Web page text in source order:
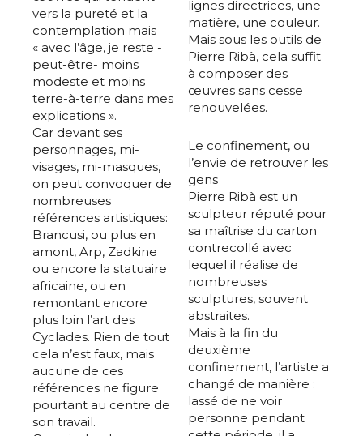
vers la pureté et la
contemplation mais
« avec l’âge, je reste -
peut-être- moins
modeste et moins
terre-à-terre dans mes
explications ».
Car devant ses
personnages, mi-
visages, mi-masques,
on peut convoquer de
nombreuses
références artistiques:
Brancusi, ou plus en
amont, Arp, Zadkine
ou encore la statuaire
africaine, ou en
remontant encore
plus loin l’art des
Cyclades. Rien de tout
cela n’est faux, mais
aucune de ces
références ne figure
pourtant au centre de
son travail.
lignes directrices, une
matière, une couleur.
Mais sous les outils de
Pierre Ribà, cela suffit
à composer des
œuvres sans cesse
renouvelées.
Le confinement, ou
l’envie de retrouver les
gens
Pierre Ribà est un
sculpteur réputé pour
sa maîtrise du carton
contrecollé avec
lequel il réalise de
nombreuses
sculptures, souvent
abstraites.
Mais à la fin du
deuxième
confinement, l’artiste a
changé de manière :
lassé de ne voir
personne pendant